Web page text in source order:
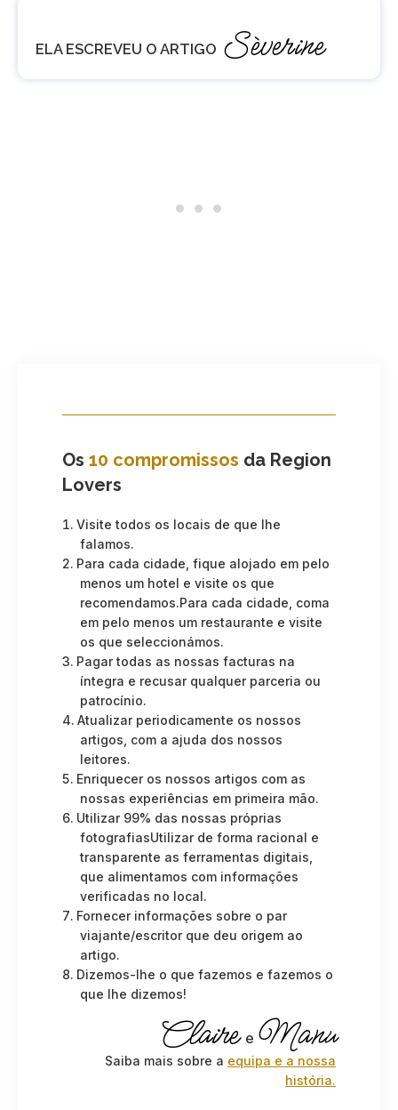
ELA ESCREVEU O ARTIGO Sèverine
Os 10 compromissos da Region
Lovers
Visite todos os locais de que lhe
falamos.
Para cada cidade, fique alojado em pelo
menos um hotel e visite os que
recomendamos.Para cada cidade, coma
em pelo menos um restaurante e visite
os que seleccionámos.
Pagar todas as nossas facturas na
íntegra e recusar qualquer parceria ou
patrocínio.
Atualizar periodicamente os nossos
artigos, com a ajuda dos nossos
leitores.
Enriquecer os nossos artigos com as
nossas experiências em primeira mão.
Utilizar 99% das nossas próprias
fotografiasUtilizar de forma racional e
transparente as ferramentas digitais,
que alimentamos com informações
verificadas no local.
Fornecer informações sobre o par
viajante/escritor que deu origem ao
artigo.
Dizemos-lhe o que fazemos e fazemos o
que lhe dizemos!
Claire e Manu
Saiba mais sobre a equipa e a nossa
história.